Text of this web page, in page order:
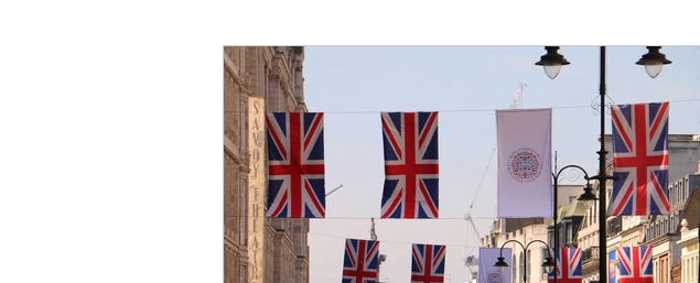
Press Accompagnement Numérique